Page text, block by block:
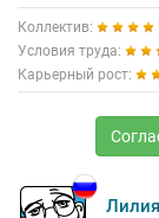
Коллектив:
Условия труда:
Карьерный рост: